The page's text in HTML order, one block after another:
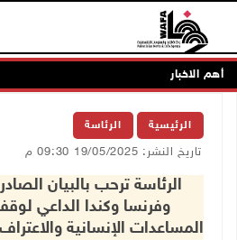
أهم الاخبار
الرئيسية الرئاسة
تاريخ النشر: 19/05/2025 09:30 م
الرئاسة ترحب بالبيان
وفرنسا وكندا الداعي
المساعدات الإنسانية